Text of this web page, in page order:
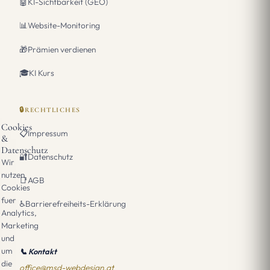
📊Website-Monitoring
🎁Prämien verdienen
🎓KI Kurs
🔒RECHTLICHES
📋Impressum
🔐Datenschutz
📑AGB
♿Barrierefreiheits-Erklärung
📞 Kontakt
office@msd-webdesign.at
Cookies
&
Datenschutz
Wir
nutzen
Cookies
fuer
Analytics,
Marketing
und
um
die